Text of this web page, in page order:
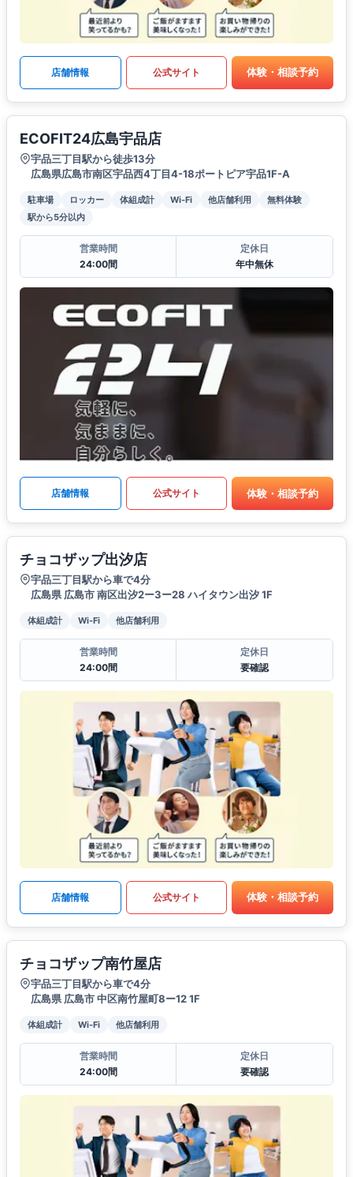
店舗情報 公式サイト 体験・相談予約
ECOFIT24広島宇品店
宇品三丁目駅から徒歩13分
広島県広島市南区宇品西4丁目4-18ポートピア宇品1F-A
駐車場 ロッカー 体組成計 Wi-Fi 他店舗利用
無料体験
駅から5分以内
営業時間
24:00間
定休日
年中無休
店舗情報 公式サイト 体験・相談予約
チョコザップ出汐店
宇品三丁目駅から車で4分
広島県 広島市 南区出汐2ー3ー28 ハイタウン出汐 1F
体組成計 Wi-Fi 他店舗利用
営業時間
24:00間
定休日
要確認
店舗情報 公式サイト 体験・相談予約
チョコザップ南竹屋店
宇品三丁目駅から車で4分
広島県 広島市 中区南竹屋町8ー12 1F
体組成計 Wi-Fi 他店舗利用
営業時間
24:00間
定休日
要確認